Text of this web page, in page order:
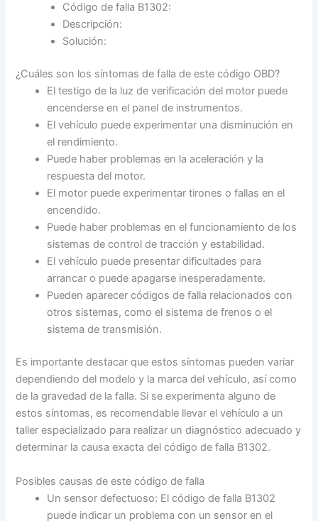
Código de falla B1302:
Descripción:
Solución:
¿Cuáles son los síntomas de falla de este código OBD?
El testigo de la luz de verificación del motor puede
encenderse en el panel de instrumentos.
El vehículo puede experimentar una disminución en
el rendimiento.
Puede haber problemas en la aceleración y la
respuesta del motor.
El motor puede experimentar tirones o fallas en el
encendido.
Puede haber problemas en el funcionamiento de los
sistemas de control de tracción y estabilidad.
El vehículo puede presentar dificultades para
arrancar o puede apagarse inesperadamente.
Pueden aparecer códigos de falla relacionados con
otros sistemas, como el sistema de frenos o el
sistema de transmisión.
Es importante destacar que estos síntomas pueden variar
dependiendo del modelo y la marca del vehículo, así como
de la gravedad de la falla. Si se experimenta alguno de
estos síntomas, es recomendable llevar el vehículo a un
taller especializado para realizar un diagnóstico adecuado y
determinar la causa exacta del código de falla B1302.
Posibles causas de este código de falla
Un sensor defectuoso: El código de falla B1302
puede indicar un problema con un sensor en el